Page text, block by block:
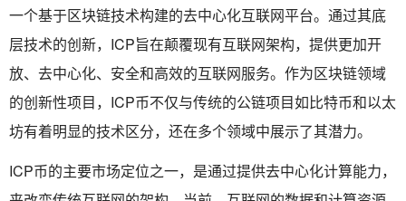
一个基于区块链技术构建的去中心化互联网平台。通过其底
层技术的创新，ICP旨在颠覆现有互联网架构，提供更加开
放、去中心化、安全和高效的互联网服务。作为区块链领域
的创新性项目，ICP币不仅与传统的公链项目如比特币和以太
坊有着明显的技术区分，还在多个领域中展示了其潜力。
ICP币的主要市场定位之一，是通过提供去中心化计算能力，